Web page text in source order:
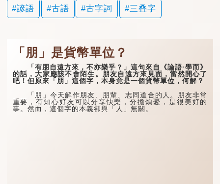
諺語 古語 古字詞 三叠字
「朋」是貨幣單位？
「有朋自遠方來，不亦樂乎？」這句來自《論語·學而》
的話，大家應該不會陌生。朋友自遠方來見面，當然開心了
吧！但原來「朋」這個字，本身竟是一個貨幣單位，何解？
「朋」今天解作朋友、朋輩、志同道合的人。朋友非常
重要，有知心好友可以分享快樂，分擔煩憂，是很美好的
事。然而，這個字的本義卻與「人」無關。